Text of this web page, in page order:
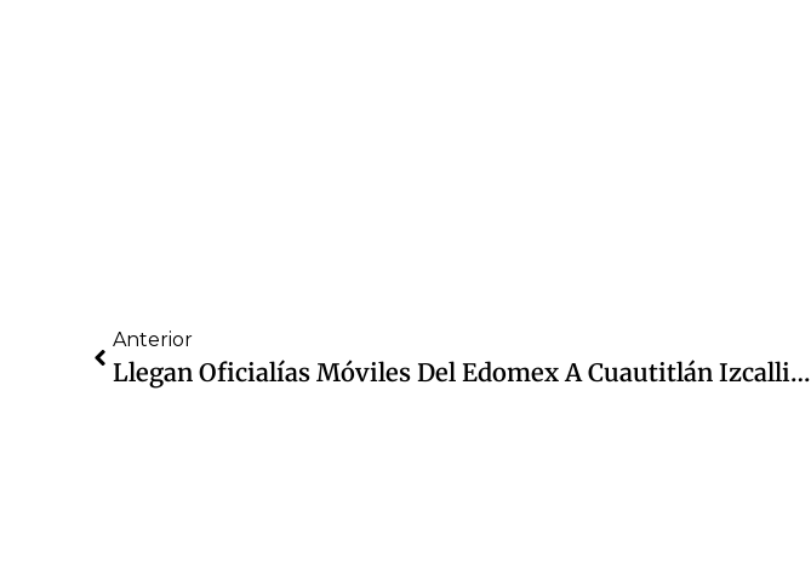
Anterior
Llegan Oficialías Móviles Del Edomex A Cuautitlán Izcalli: Expiden Copias Certificadas Gratuitas